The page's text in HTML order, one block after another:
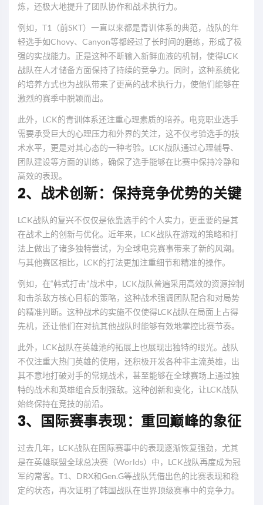
炼，还极大地提升了团队协作和战术执行力。
例如，T1（前SKT）一直以来都是青训体系的典范，战队的年
轻选手如Chovy、Canyon等都经过了长时间的磨练，形成了极
强的实战能力。正是这种不断输入新鲜血液的机制，使得LCK
战队在人才储备方面保持了持续的竞争力。同时，这种系统化
的培养方式也为战队带来了更高的战术执行力，使他们能够在
激烈的赛季中脱颖而出。
此外，LCK的青训体系还注重心理素质的培养。电竞职业选手
需要承受巨大的心理压力和外界的关注，这不仅考验选手的技
术水平，更是对其心态的一种考验。LCK战队通过心理辅导、
团队建设等方面的训练，确保了选手能够在比赛中保持冷静和
高效的表现。
2、战术创新：保持竞争优势的关键
LCK战队的复兴不仅仅是依靠选手的个人实力，更重要的是其
在战术上的创新与优化。近年来，LCK战队在游戏的策略和打
法上做出了诸多独特尝试，为全球电竞赛事带来了新的风潮。
与其他赛区相比，LCK的打法更加注重细节和精准的操作。
例如，在“韩式打击”战术中，LCK战队普遍采用高效的资源控制
和击杀敌方核心目标的策略，这种战术强调团队配合和对局势
的精准判断。这种战术的实施不仅使得LCK战队在局面上占得
先机，还让他们在对抗其他战队时能够有效地掌控比赛节奏。
此外，LCK战队在英雄池的拓展上也展现出独特的眼光。战队
不仅注重大热门英雄的使用，还积极开发各种非主流英雄，出
其不意地打破对手的常规战术，甚至能够在全球赛场上通过独
特的战术和英雄组合反制强敌。这种创新和变化，让LCK战队
始终保持在竞技的前沿。
3、国际赛事表现：重回巅峰的象征
过去几年，LCK战队在国际赛事中的表现逐渐恢复强劲，尤其
是在英雄联盟全球总决赛（Worlds）中，LCK战队再度成为冠
军的常客。T1、DRX和Gen.G等战队凭借出色的比赛表现和稳
定的状态，再次证明了韩国战队在世界顶级赛事中的竞争力。